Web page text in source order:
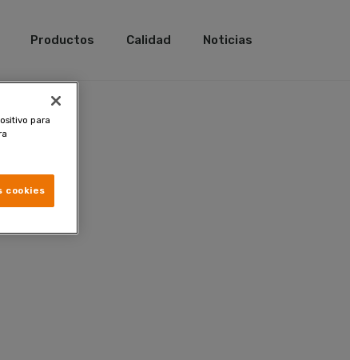
Productos Calidad Noticias
para
cookies